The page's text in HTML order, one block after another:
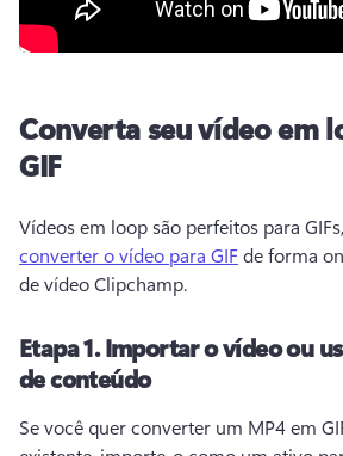
Converta seu vídeo em
GIF
Vídeos em loop são perfeitos para
converter o vídeo para GIF de forma
de vídeo Clipchamp.
Etapa 1.Importar o vídeo ou
de conteúdo
Se você quer converter um MP4 em